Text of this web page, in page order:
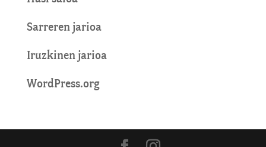
Sarreren jarioa
Iruzkinen jarioa
WordPress.org